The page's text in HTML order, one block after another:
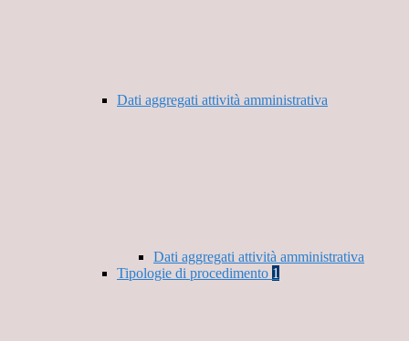
Dati aggregati attività amministrativa
Dati aggregati attività amministrativa
Tipologie di procedimento 1